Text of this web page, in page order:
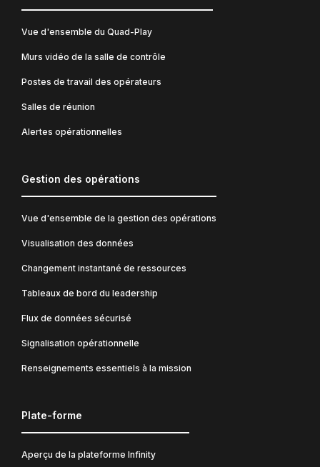
Vue d'ensemble du Quad-Play
Murs vidéo de la salle de contrôle
Postes de travail des opérateurs
Salles de réunion
Alertes opérationnelles
Gestion des opérations
Vue d'ensemble de la gestion des opérations
Visualisation des données
Changement instantané de ressources
Tableaux de bord du leadership
Flux de données sécurisé
Signalisation opérationnelle
Renseignements essentiels à la mission
Plate-forme
Aperçu de la plateforme Infinity